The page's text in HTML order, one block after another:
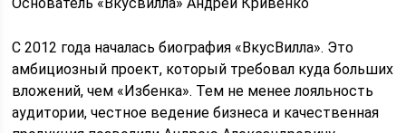
С 2012 года началась биография «ВкусВилла». Это
амбициозный проект, который требовал куда больших
вложений, чем «Избенка». Тем не менее лояльность
аудитории, честное ведение бизнеса и качественная